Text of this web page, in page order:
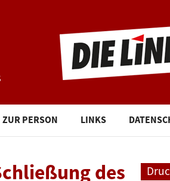
ZUR PERSON LINKS
des